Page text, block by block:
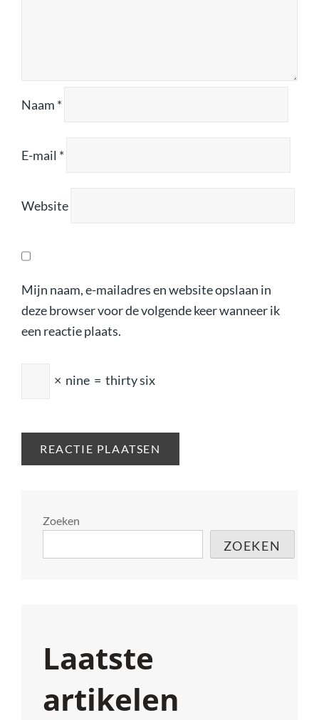
Naam *
E-mail *
Website
Mijn naam, e-mailadres en website opslaan in
deze browser voor de volgende keer wanneer ik
een reactie plaats.
× nine = thirty six
Zoeken
ZOEKEN
Laatste
artikelen